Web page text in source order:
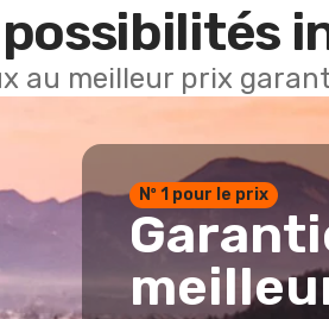
possibilités
au meilleur prix
Nº 1 pour le prix